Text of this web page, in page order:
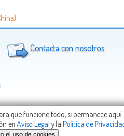
Contacta con nosotros
Viajeteca.com-info@Viajeteca.com
que funcione todo, si permanece aquí
en Aviso Legal y la Política de
el uso de cookies